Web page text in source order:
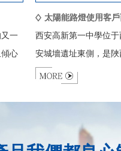
一
心
的
明
太陽能路燈使用客
西安高新第一中學位
安城墻遺址東側，是
我公司與學校簽訂操